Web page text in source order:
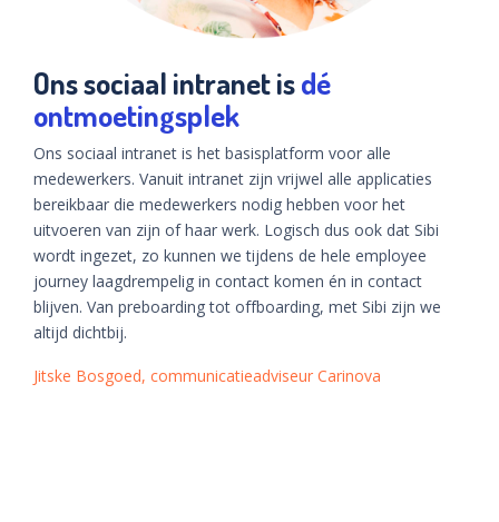
Ons sociaal intranet isdé
ontmoetingsplek
Ons sociaal intranet is het basisplatform voor alle
medewerkers. Vanuit intranet zijn vrijwel alle applicaties
bereikbaar die medewerkers nodig hebben voor het
uitvoeren van zijn of haar werk. Logisch dus ook dat Sibi
wordt ingezet, zo kunnen we tijdens de hele employee
journey laagdrempelig in contact komen én in contact
blijven. Van preboarding tot offboarding, met Sibi zijn we
altijd dichtbij.
Jitske Bosgoed, communicatieadviseur Carinova